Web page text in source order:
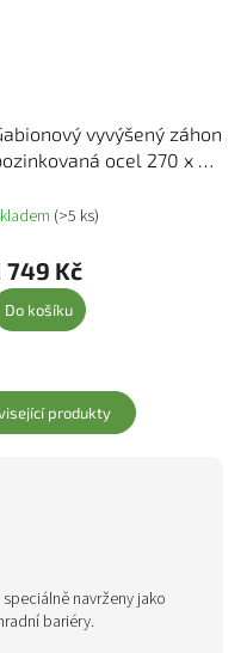
vyvýšený záhon
ocel 270 x 30
(>5 ks)
749 Kč
Do košíku
produkty
navrženy jako
bariéry.